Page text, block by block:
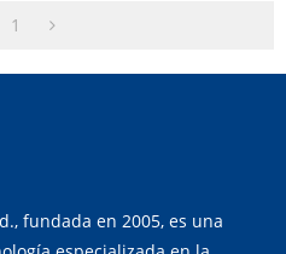
1
fundada en 2005, es una